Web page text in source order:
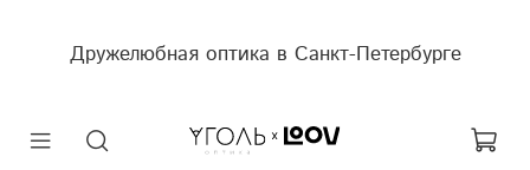
Дружелюбная оптика в Санкт-Петербурге